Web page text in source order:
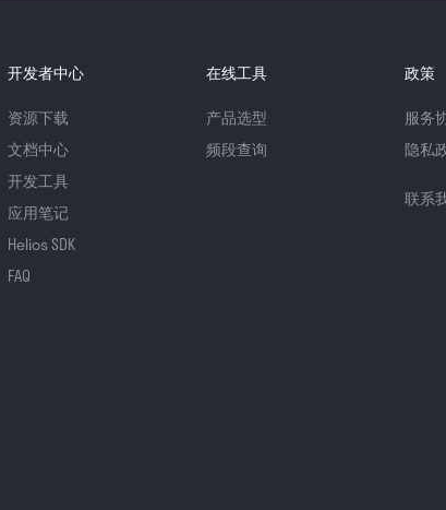
开发者中心
资源下载
文档中心
开发工具
应用笔记
Helios SDK
FAQ
在线工具
产品选型
频段查询
政策
服务
隐私
联系